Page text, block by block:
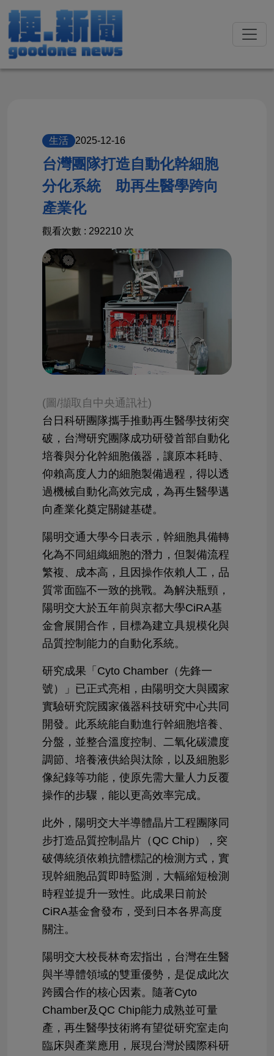
生活 2025-12-16
台灣團隊打造自動化幹細胞
分化系統 助再生醫學跨向
產業化
觀看次數 : 292210 次
(圖/擷取自中央通訊社)
台日科研團隊攜手推動再生醫學技術突
破，台灣研究團隊成功研發首部自動化
培養與分化幹細胞儀器，讓原本耗時、
仰賴高度人力的細胞製備過程，得以透
過機械自動化高效完成，為再生醫學邁
向產業化奠定關鍵基礎。
陽明交通大學今日表示，幹細胞具備轉
化為不同組織細胞的潛力，但製備流程
繁複、成本高，且因操作依賴人工，品
質常面臨不一致的挑戰。為解決瓶頸，
陽明交大於五年前與京都大學CiRA基
金會展開合作，目標為建立具規模化與
品質控制能力的自動化系統。
研究成果「Cyto Chamber（先鋒一
號）」已正式亮相，由陽明交大與國家
實驗研究院國家儀器科技研究中心共同
開發。此系統能自動進行幹細胞培養、
分盤，並整合溫度控制、二氧化碳濃度
調節、培養液供給與汰除，以及細胞影
像紀錄等功能，使原先需大量人力反覆
操作的步驟，能以更高效率完成。
此外，陽明交大半導體晶片工程團隊同
步打造品質控制晶片（QC Chip），突
破傳統須依賴抗體標記的檢測方式，實
現幹細胞品質即時監測，大幅縮短檢測
時程並提升一致性。此成果日前於
CiRA基金會發布，受到日本各界高度
關注。
陽明交大校長林奇宏指出，台灣在生醫
與半導體領域的雙重優勢，是促成此次
跨國合作的核心因素。隨著Cyto
Chamber及QC Chip能力成熟並可量
產，再生醫學技術將有望從研究室走向
臨床與產業應用，展現台灣於國際科研